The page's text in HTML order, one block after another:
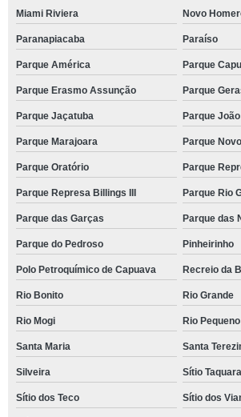
Miami Riviera Novo
Paranapiacaba Paraíso
Parque América Parque
Parque Erasmo Assunção Parque
Parque Jaçatuba Parque
Parque Marajoara Parque
Parque Oratório Parque
Parque Represa Billings III Parque Rio
Parque das Garças Parque das
Parque do Pedroso Pinheirinho
Polo Petroquímico de Capuava Recreio da
Rio Bonito Rio Grande
Rio Mogi Rio Pequeno
Santa Maria Santa
Silveira Sítio Taquaral
Sítio dos Teco Sítio dos